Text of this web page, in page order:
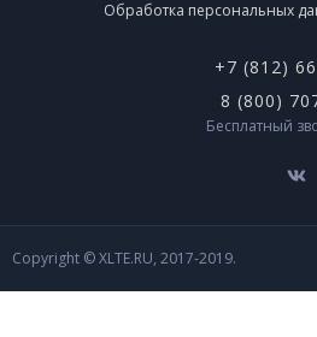
Обработка персональных
+7 (812)
8 (800)
Бесплатный
Copyright © XLTE.RU, 2017-2019.